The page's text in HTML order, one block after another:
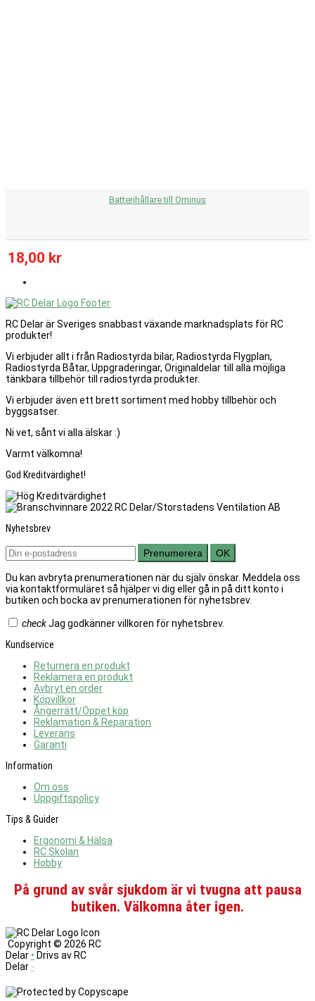
Batterihållare till Ominus
18,00 kr
RC Delar är Sveriges snabbast växande marknadsplats för RC
produkter!
Vi erbjuder allt i från Radiostyrda bilar, Radiostyrda Flygplan,
Radiostyrda Båtar, Uppgraderingar, Originaldelar till alla möjliga
tänkbara tillbehör till radiostyrda produkter.
Vi erbjuder även ett brett sortiment med hobby tillbehör och
byggsatser.
Ni vet, sånt vi alla älskar :)
Varmt välkomna!
God Kreditvärdighet!
Nyhetsbrev
Prenumerera OK
Du kan avbryta prenumerationen när du själv önskar. Meddela oss
via kontaktformuläret så hjälper vi dig eller gå in på ditt konto i
butiken och bocka av prenumerationen för nyhetsbrev.
checkJag godkänner villkoren för nyhetsbrev.
Kundservice
Returnera en produkt
Reklamera en produkt
Avbryt en order
Köpvillkor
Ångerrätt/Öppet köp
Reklamation & Reparation
Leverans
Garanti
Information
Om oss
Uppgiftspolicy
Tips & Guider
Ergonomi & Hälsa
RC Skolan
Hobby
På grund av svår sjukdom är vi tvugna att pausa
butiken. Välkomna åter igen.
Copyright © 2026 RC
Delar • Drivs av RC
Delar -